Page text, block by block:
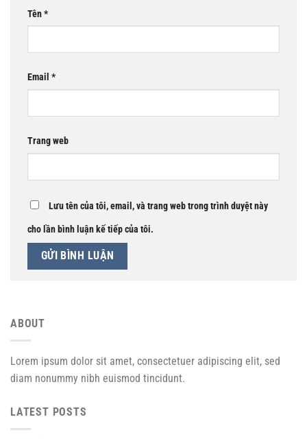
Tên*
Email *
Trang web
Lưu tên của tôi, email, và trang web trong trình duyệt này
cho lần bình luận kế tiếp của tôi.
ABOUT
Lorem ipsum dolor sit amet, consectetuer adipiscing elit, sed
diam nonummy nibh euismod tincidunt.
LATEST POSTS